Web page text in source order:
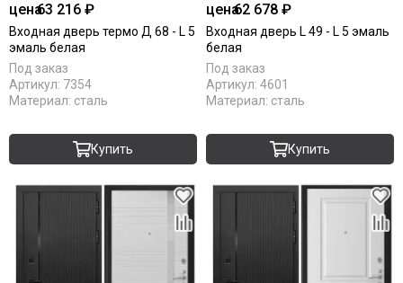
цена63 216 ₽
Входная дверь термо Д 68 - L 5
эмаль белая
Под заказ
Артикул: 7354
Материал: сталь
Купить
цена62 678 ₽
Входная дверь L 49 - L 5 эмаль
белая
Под заказ
Артикул: 4601
Материал: сталь
Купить